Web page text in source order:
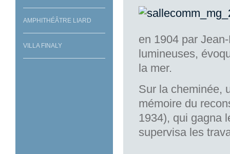
AMPHITHÉÂTRE LIARD
VILLA FINALY
en 1904 par
lumineuses,
la mer.
Sur la cheminée,
mémoire du
1934), qui gagna
supervisa les